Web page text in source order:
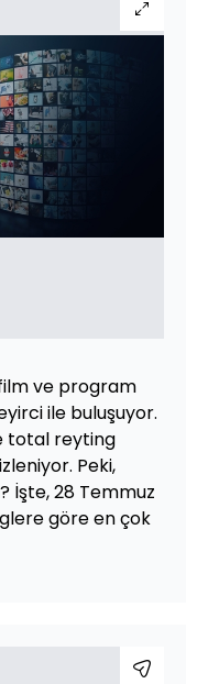
ve program
ile buluşuyor.
total reyting
Peki,
İşte, 28 Temmuz
göre en çok